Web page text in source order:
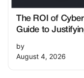
The ROI of
Guide to
by
August 4, 2026